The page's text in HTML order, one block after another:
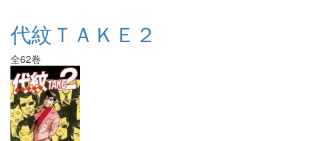
代紋ＴＡＫＥ２
全62巻